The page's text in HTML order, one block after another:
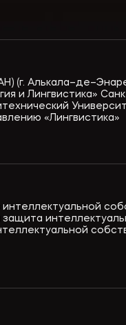
(г.
и Лингвистика»
«Лингвистика»